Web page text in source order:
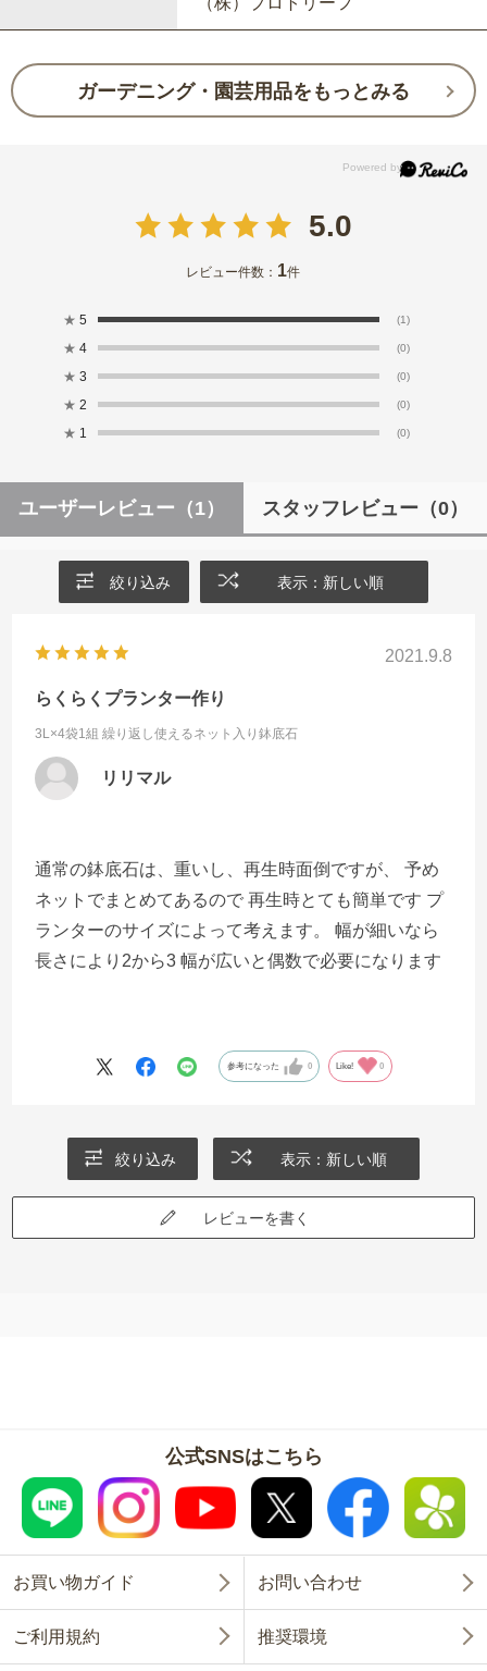
ガーデニング・園芸用品をもっとみる
5.0
レビュー件数： 1件
★ 5 (1)
★ 4 (0)
★ 3 (0)
★ 2 (0)
★ 1 (0)
ユーザーレビュー （1） スタッフレビュー （0）
絞り込み 表示：新しい順
2021.9.8
らくらくプランター作り
3L×4袋1組 繰り返し使えるネット入り鉢底石
リリマル
通常の鉢底石は、重いし、再生時面倒ですが、 予め
ネットでまとめてあるので 再生時とても簡単です プ
ランターのサイズによって考えます。 幅が細いなら
長さにより2から3 幅が広いと偶数で必要になります
参考になった 0 Like! 0
絞り込み 表示：新しい順
レビューを書く
公式SNSはこちら
お買い物ガイド お問い合わせ
ご利用規約 推奨環境